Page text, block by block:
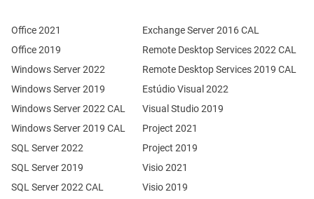
Office 2021
Office 2019
Windows Server 2022
Windows Server 2019
SQL Server 2022
SQL Server 2019
Windows Server 2022 CAL
Windows Server 2019 CAL
SQL Server 2022 CAL
Remote Desktop Services 2022 CAL
Remote Desktop Services 2019 CAL
Exchange Server 2016 CAL
Estúdio Visual 2022
Visual Studio 2019
Project 2021
Project 2019
Visio 2021
Visio 2019